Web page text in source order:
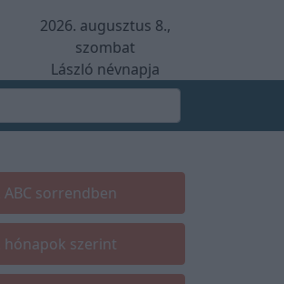
2026. augusztus 8.,
szombat
László névnapja
sorrendben
hónapok szerint